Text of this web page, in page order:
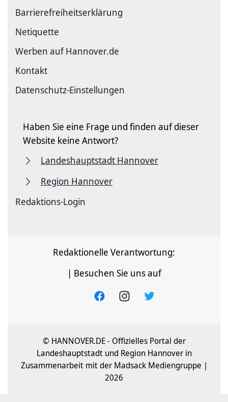
Barriere­freiheits­erklärung
Netiquette
Werben auf Hannover.de
Kontakt
Datenschutz-Einstellungen
Haben Sie eine Frage und finden auf dieser
Website keine Antwort?
Landeshauptstadt Hannover
Region Hannover
Redaktions-Login
Redaktionelle Verantwortung:
| Besuchen Sie uns auf
© HANNOVER.DE - Offizielles Portal der
Landeshauptstadt und Region Hannover in
Zusammenarbeit mit der Madsack Mediengruppe |
2026